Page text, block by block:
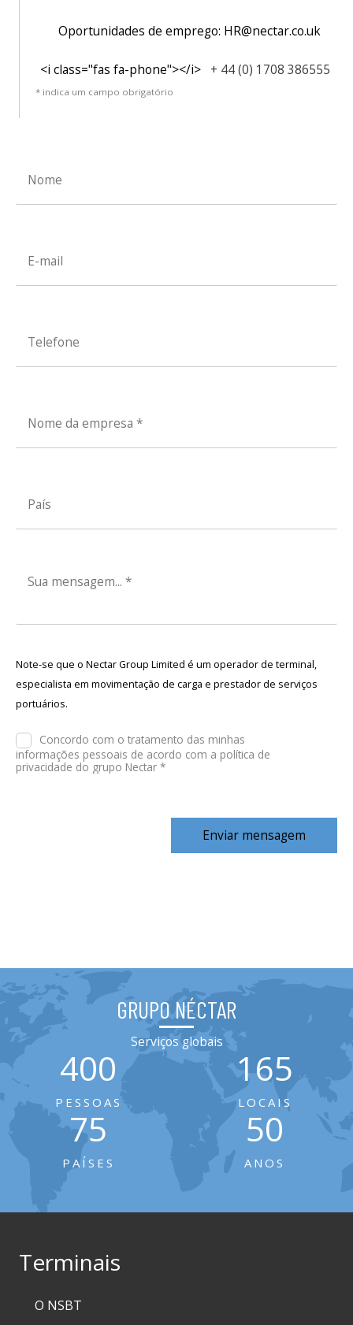
Note-se que o Nectar Group Limited é um operador de terminal,
especialista em movimentação de carga e prestador de serviços
portuários.
Concordo com o tratamento das minhas
informações pessoais de acordo com a política de
privacidade do grupo Nectar *
Enviar mensagem
Oportunidades de emprego: HR@nectar.co.uk
<i class="fas fa-phone"></i>+ 44 (0) 1708 386555
* indica um campo obrigatório
GRUPO NÉCTAR
Serviços globais
400
PESSOAS
165
LOCAIS
75
PAÍSES
50
ANOS
Terminais
O NSBT